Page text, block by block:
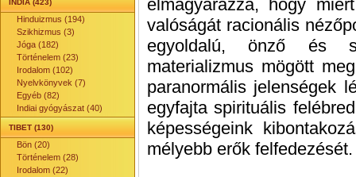
INDIA (423)
Hinduizmus (194)
Szikhizmus (3)
Jóga (182)
Történelem (23)
Irodalom (102)
Nyelvkönyvek (7)
Egyéb (82)
Indiai gyógyászat (40)
TIBET (130)
Bön (20)
Történelem (28)
Irodalom (22)
elmagyarázza, hogy
valóságát racionális
egyoldalú, önző és
materializmus mögött
paranormális jelenségek
egyfajta spirituális
képességeink
mélyebb erők felfedezését.